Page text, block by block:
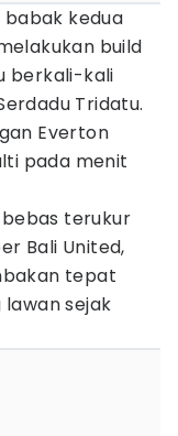
kedua
build
berkali-kali
Tridatu.
Everton
pada menit
terukur
Bali United,
tepat
lawan sejak